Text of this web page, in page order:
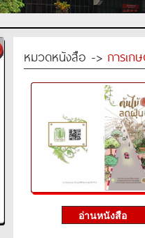
หมวดหนังสือ -> การเก